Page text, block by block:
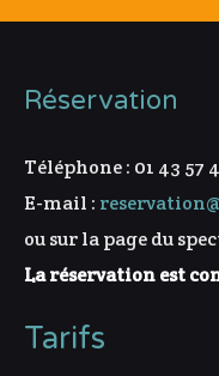
Réservation
Téléphone : 01 43 57
E-mail :
ou sur la page du
La réservation est
Tarifs